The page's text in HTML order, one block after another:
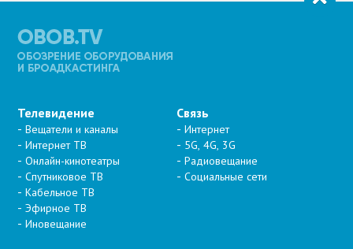
Телевидение
Вещатели и каналы
Интернет ТВ
Онлайн-кинотеатры
Спутниковое ТВ
Кабельное ТВ
Эфирное ТВ
Иновещание
Связь
Интернет
5G, 4G, 3G
Радиовещание
Социальные сети